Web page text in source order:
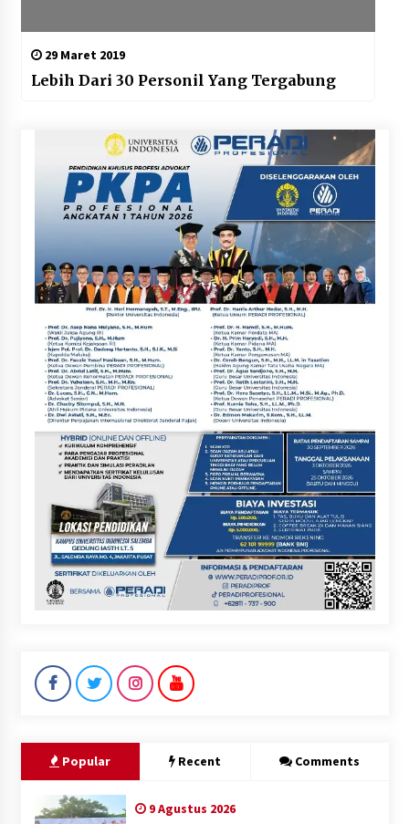
29 Maret 2019
Lebih Dari 30 Personil Yang Tergabung
Popular Recent Comments
9 Agustus 2026